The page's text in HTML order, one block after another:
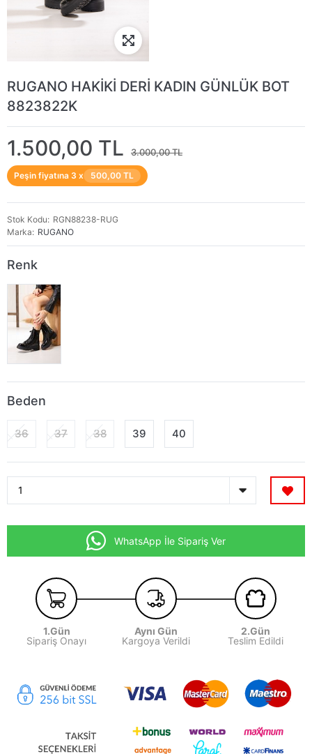
RUGANO HAKİKİ DERİ KADIN GÜNLÜK BOT
8823822K
1.500,00 TL 3.000,00 TL
Peşin fiyatına 3 x 500,00 TL
Stok Kodu
RGN88238-RUG
Marka
RUGANO
Renk
Beden
36 37 38 39 40
WhatsApp İle Sipariş Ver
1.Gün
Sipariş Onayı
Aynı Gün
Kargoya Verildi
2.Gün
Teslim Edildi